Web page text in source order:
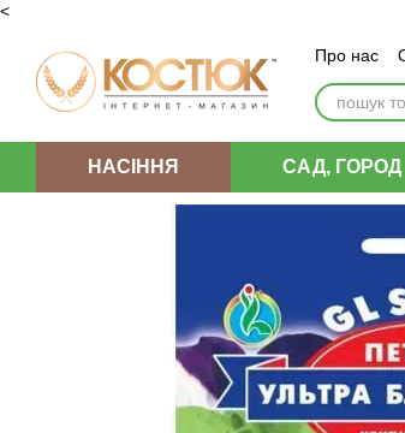
<
Про нас
Угода
НАСІННЯ САД, ГОРОД